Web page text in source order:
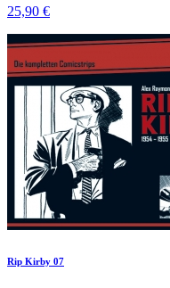
25,90 €
Rip Kirby 07